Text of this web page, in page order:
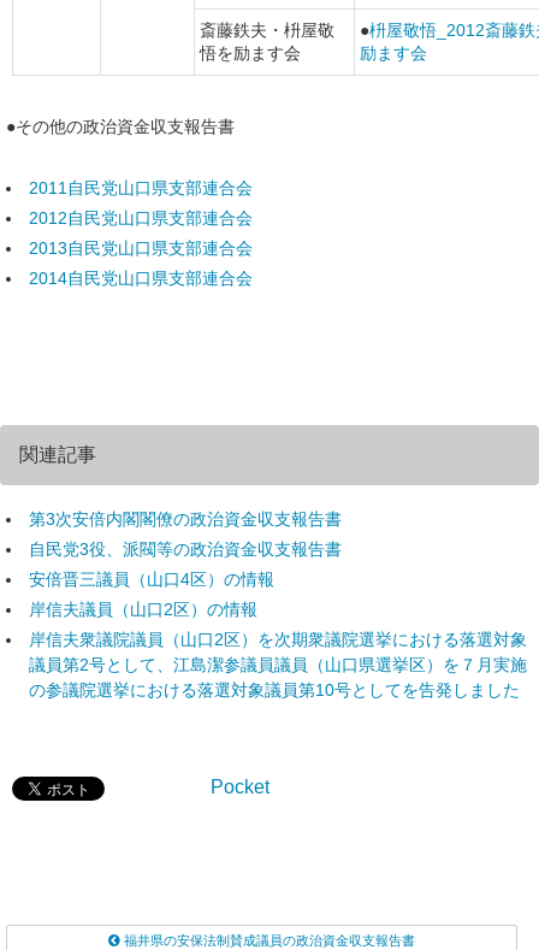
斎藤鉄夫・枡屋敬
悟を励ます会
●枡屋敬悟_2012斎藤
励ます会
●その他の政治資金収支報告書
2011自民党山口県支部連合会
2012自民党山口県支部連合会
2013自民党山口県支部連合会
2014自民党山口県支部連合会
関連記事
第3次安倍内閣閣僚の政治資金収支報告書
自民党3役、派閥等の政治資金収支報告書
安倍晋三議員（山口4区）の情報
岸信夫議員（山口2区）の情報
岸信夫衆議院議員（山口2区）を次期衆議院選挙における落選対象
議員第2号として、江島潔参議員議員（山口県選挙区）を７月実施
の参議院選挙における落選対象議員第10号としてを告発しました
Pocket
福井県の安保法制賛成議員の政治資金収支報告書